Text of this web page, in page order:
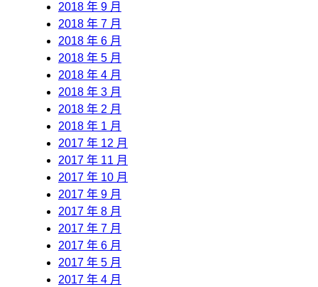
2018 年 9 月
2018 年 7 月
2018 年 6 月
2018 年 5 月
2018 年 4 月
2018 年 3 月
2018 年 2 月
2018 年 1 月
2017 年 12 月
2017 年 11 月
2017 年 10 月
2017 年 9 月
2017 年 8 月
2017 年 7 月
2017 年 6 月
2017 年 5 月
2017 年 4 月